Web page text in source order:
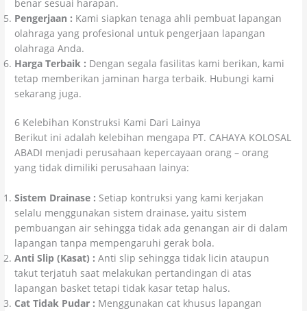
benar sesuai harapan.
Pengerjaan : Kami siapkan tenaga ahli pembuat lapangan
olahraga yang profesional untuk pengerjaan lapangan
olahraga Anda.
Harga Terbaik : Dengan segala fasilitas kami berikan, kami
tetap memberikan jaminan harga terbaik. Hubungi kami
sekarang juga.
6 Kelebihan Konstruksi Kami Dari Lainya
Berikut ini adalah kelebihan mengapa PT. CAHAYA KOLOSAL
ABADI menjadi perusahaan kepercayaan orang – orang
yang tidak dimiliki perusahaan lainya:
Sistem Drainase : Setiap kontruksi yang kami kerjakan
selalu menggunakan sistem drainase, yaitu sistem
pembuangan air sehingga tidak ada genangan air di dalam
lapangan tanpa mempengaruhi gerak bola.
Anti Slip (Kasat) : Anti slip sehingga tidak licin ataupun
takut terjatuh saat melakukan pertandingan di atas
lapangan basket tetapi tidak kasar tetap halus.
Cat Tidak Pudar : Menggunakan cat khusus lapangan